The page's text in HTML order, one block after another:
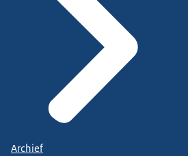
Archief